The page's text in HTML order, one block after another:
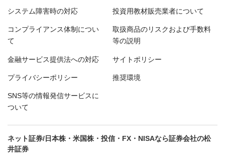
システム障害時の対応 投資用教材販売業者について
コンプライアンス体制につい
て
取扱商品のリスクおよび手数料
等の説明
金融サービス提供法への対応 サイトポリシー
プライバシーポリシー 推奨環境
SNS等の情報発信サービスに
ついて
ネット証券/日本株・米国株・投信・FX・NISAなら証券会社の松
井証券